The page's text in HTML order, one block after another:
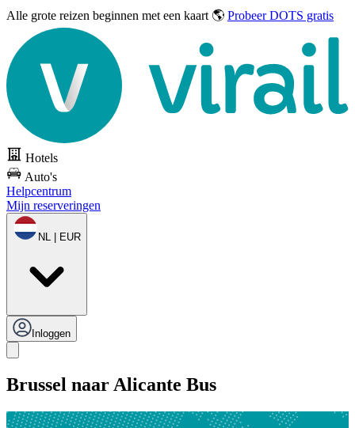
Alle grote reizen beginnen met een kaart 🌎 Probeer DOTS gratis
Hotels
Auto's
Helpcentrum
Mijn reserveringen
NL | EUR
Inloggen
Brussel naar Alicante Bus